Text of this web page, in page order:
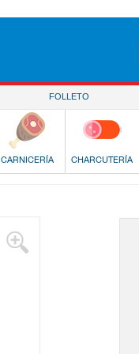
FOLLETO
CARNICERÍA CHARCUTERÍA